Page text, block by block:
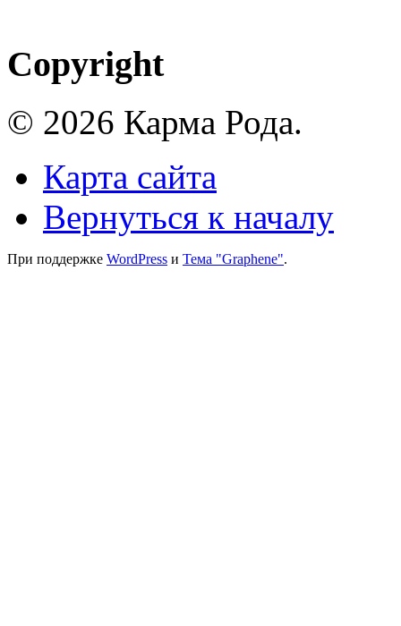
Copyright
© 2026 Карма Рода.
Карта сайта
Вернуться к началу
При поддержке WordPress и Тема "Graphene".